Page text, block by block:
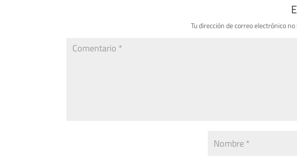
Tu dirección de correo electrónico no